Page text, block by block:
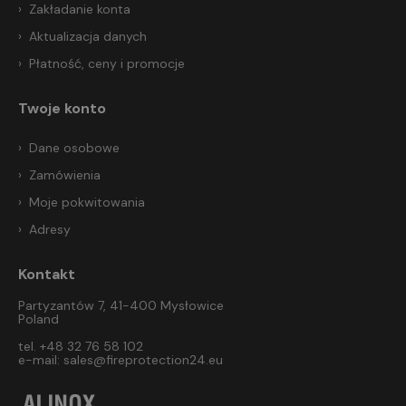
Zakładanie konta
Aktualizacja danych
Płatność, ceny i promocje
Twoje konto
Dane osobowe
Zamówienia
Moje pokwitowania
Adresy
Kontakt
Partyzantów 7, 41-400 Mysłowice
Poland
tel. +48 32 76 58 102
e-mail: sales@fireprotection24.eu